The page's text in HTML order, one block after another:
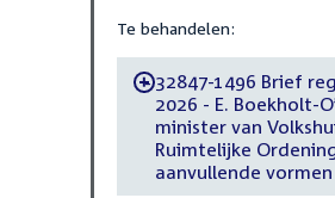
Te behandelen:
-32847-1496 Brief
2026 - E. Boekholt-
minister van
Ruimtelijke
aanvullende